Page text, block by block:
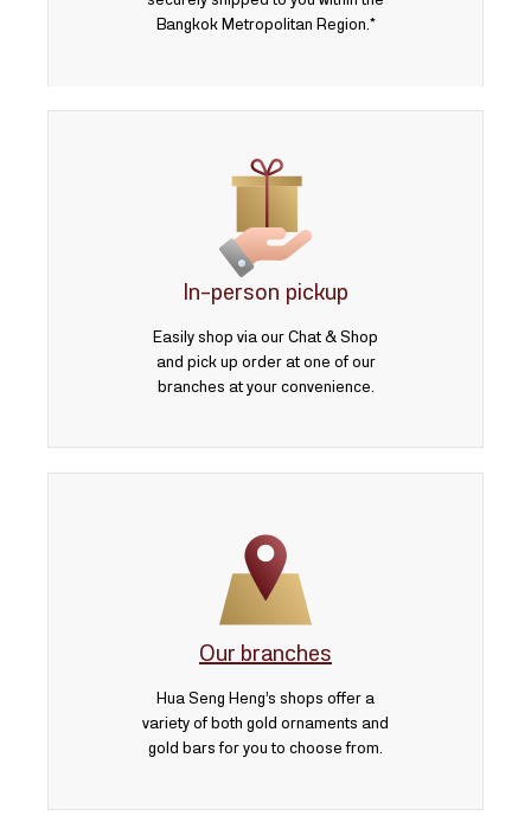
Bangkok Metropolitan Region.*
In-person pickup
Easily shop via our Chat & Shop
and pick up order at one of our
branches at your convenience.
Our branches
Hua Seng Heng’s shops offer a
variety of both gold ornaments and
gold bars for you to choose from.